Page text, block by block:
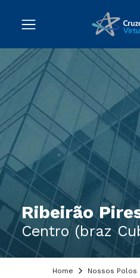
Ribeirão
Centro (braz
Home Nossos Polos